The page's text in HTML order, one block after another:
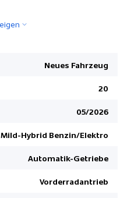
Neues Fahrzeug
20
05/2026
Mild-Hybrid Benzin/Elektro
Automatik-Getriebe
Vorderradantrieb